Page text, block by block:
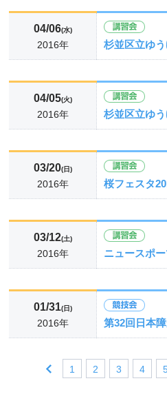
04/06(水)
2016年 杉並区立ゆ
04/05(火)
2016年 杉並区立ゆ
03/20(日)
2016年 桜フェスタ
03/12(土)
2016年 ニュースポ
01/31(日)
2016年 第32回日本
1 2 3 4